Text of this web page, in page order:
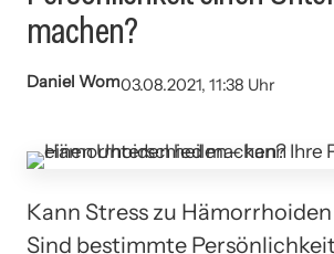
machen?
Daniel Wom03.08.2021, 11:38 Uhr
Kann Stress zu
Sind bestimmte